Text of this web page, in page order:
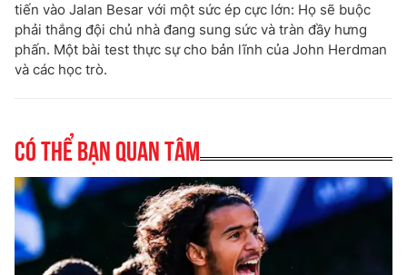
tiến vào Jalan Besar với một sức ép cực lớn: Họ sẽ buộc
phải thắng đội chủ nhà đang sung sức và tràn đầy hưng
phấn. Một bài test thực sự cho bản lĩnh của John Herdman
và các học trò.
Có thể bạn quan tâm